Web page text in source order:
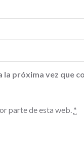
próxima vez que
parte de esta web. *